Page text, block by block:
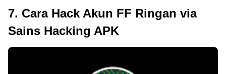
7. Cara Hack Akun FF Ringan via
Sains Hacking APK